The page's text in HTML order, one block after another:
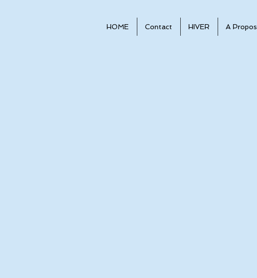
HOME Contact HIVER A Propos